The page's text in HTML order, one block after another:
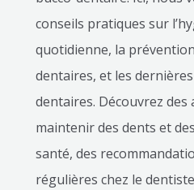
conseils pratiques sur
quotidienne, la
dentaires, et les
dentaires. Découvrez des
maintenir des dents et
santé, des
régulières chez le